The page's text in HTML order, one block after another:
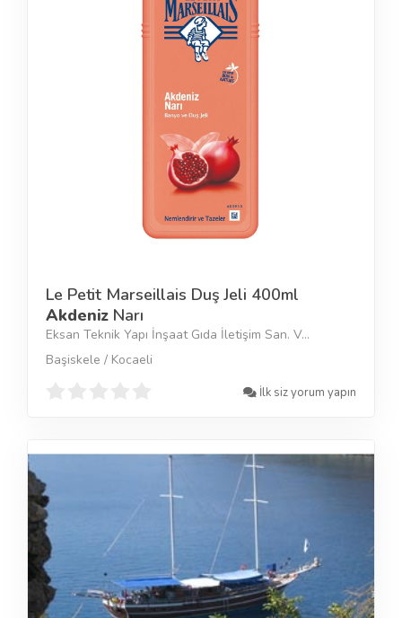
Le Petit Marseillais Duş Jeli 400ml
Akdeniz Narı
Eksan Teknik Yapı İnşaat Gıda İletişim San. V...
Başiskele / Kocaeli
İlk siz yorum yapın